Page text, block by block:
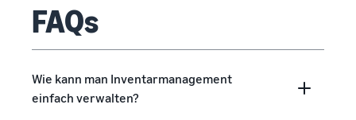
FAQs
Wie kann man Inventarmanagement
einfach verwalten?